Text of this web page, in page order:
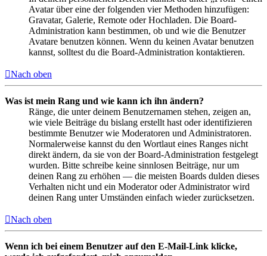
Avatar über eine der folgenden vier Methoden hinzufügen:
Gravatar, Galerie, Remote oder Hochladen. Die Board-
Administration kann bestimmen, ob und wie die Benutzer
Avatare benutzen können. Wenn du keinen Avatar benutzen
kannst, solltest du die Board-Administration kontaktieren.
Nach oben
Was ist mein Rang und wie kann ich ihn ändern?
Ränge, die unter deinem Benutzernamen stehen, zeigen an,
wie viele Beiträge du bislang erstellt hast oder identifizieren
bestimmte Benutzer wie Moderatoren und Administratoren.
Normalerweise kannst du den Wortlaut eines Ranges nicht
direkt ändern, da sie von der Board-Administration festgelegt
wurden. Bitte schreibe keine sinnlosen Beiträge, nur um
deinen Rang zu erhöhen — die meisten Boards dulden dieses
Verhalten nicht und ein Moderator oder Administrator wird
deinen Rang unter Umständen einfach wieder zurücksetzen.
Nach oben
Wenn ich bei einem Benutzer auf den E-Mail-Link klicke,